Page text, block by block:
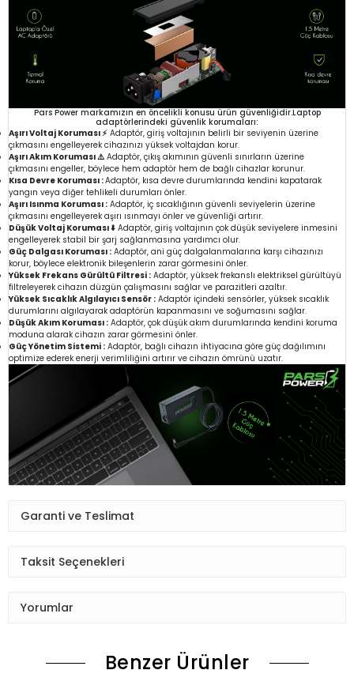
Pars Power markamızın en öncelikli konusu ürün güvenliğidir.Laptop
adaptörlerindeki güvenlik korumaları:
Aşırı Voltaj Koruması ⚡ Adaptör, giriş voltajının belirli bir seviyenin üzerine
çıkmasını engelleyerek cihazınızı yüksek voltajdan korur.
Aşırı Akım Koruması ⚠️Adaptör, çıkış akımının güvenli sınırların üzerine
çıkmasını engeller, böylece hem adaptör hem de bağlı cihazlar korunur.
Kısa Devre Koruması :Adaptör, kısa devre durumlarında kendini kapatarak
yangın veya diğer tehlikeli durumları önler.
Aşırı Isınma Koruması : Adaptör, iç sıcaklığının güvenli seviyelerin üzerine
çıkmasını engelleyerek aşırı ısınmayı önler ve güvenliği artırır.
Düşük Voltaj Koruması ⬇️ Adaptör, giriş voltajının çok düşük seviyelere inmesini
engelleyerek stabil bir şarj sağlanmasına yardımcı olur.
Güç Dalgası Koruması : Adaptör, ani güç dalgalanmalarına karşı cihazınızı
korur, böylece elektronik bileşenlerin zarar görmesini önler.
Yüksek Frekans Gürültü Filtresi : Adaptör, yüksek frekanslı elektriksel gürültüyü
filtreleyerek cihazın düzgün çalışmasını sağlar ve parazitleri azaltır.
Yüksek Sıcaklık Algılayıcı Sensör : Adaptör içindeki sensörler, yüksek sıcaklık
durumlarını algılayarak adaptörün kapanmasını ve soğumasını sağlar.
Düşük Akım Koruması : Adaptör, çok düşük akım durumlarında kendini koruma
moduna alarak cihazın zarar görmesini önler.
Güç Yönetim Sistemi : Adaptör, bağlı cihazın ihtiyacına göre güç dağılımını
optimize ederek enerji verimliliğini artırır ve cihazın ömrünü uzatır.
Garanti ve Teslimat
Taksit Seçenekleri
Yorumlar
Benzer Ürünler